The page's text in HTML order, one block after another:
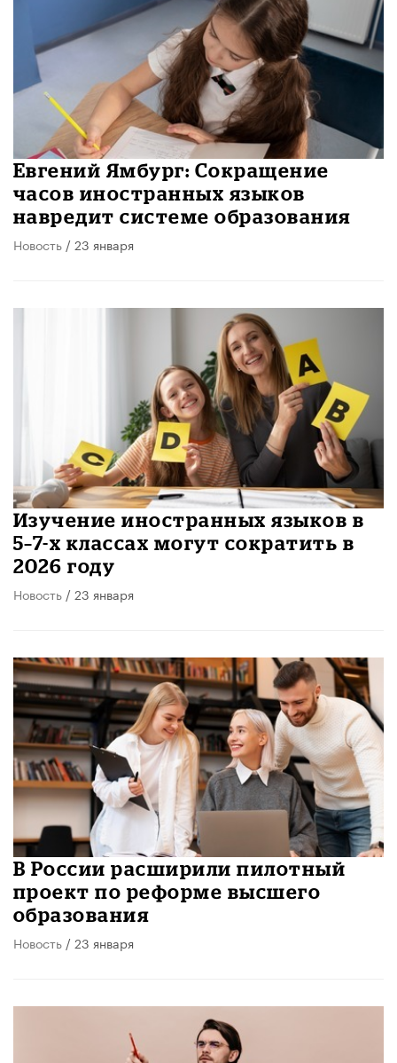
Евгений Ямбург: Сокращение
часов иностранных языков
навредит системе образования
Новость / 23 января
Изучение иностранных языков в
5–7-х классах могут сократить в
2026 году
Новость / 23 января
В России расширили пилотный
проект по реформе высшего
образования
Новость / 23 января